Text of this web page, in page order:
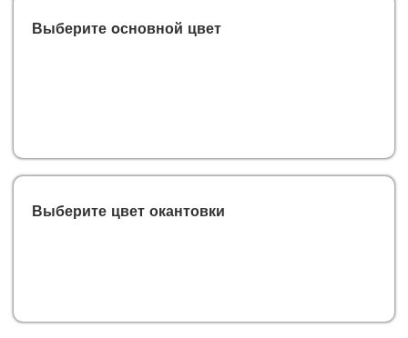
Выберите oсновной цвет
Выберите цвет окантовки